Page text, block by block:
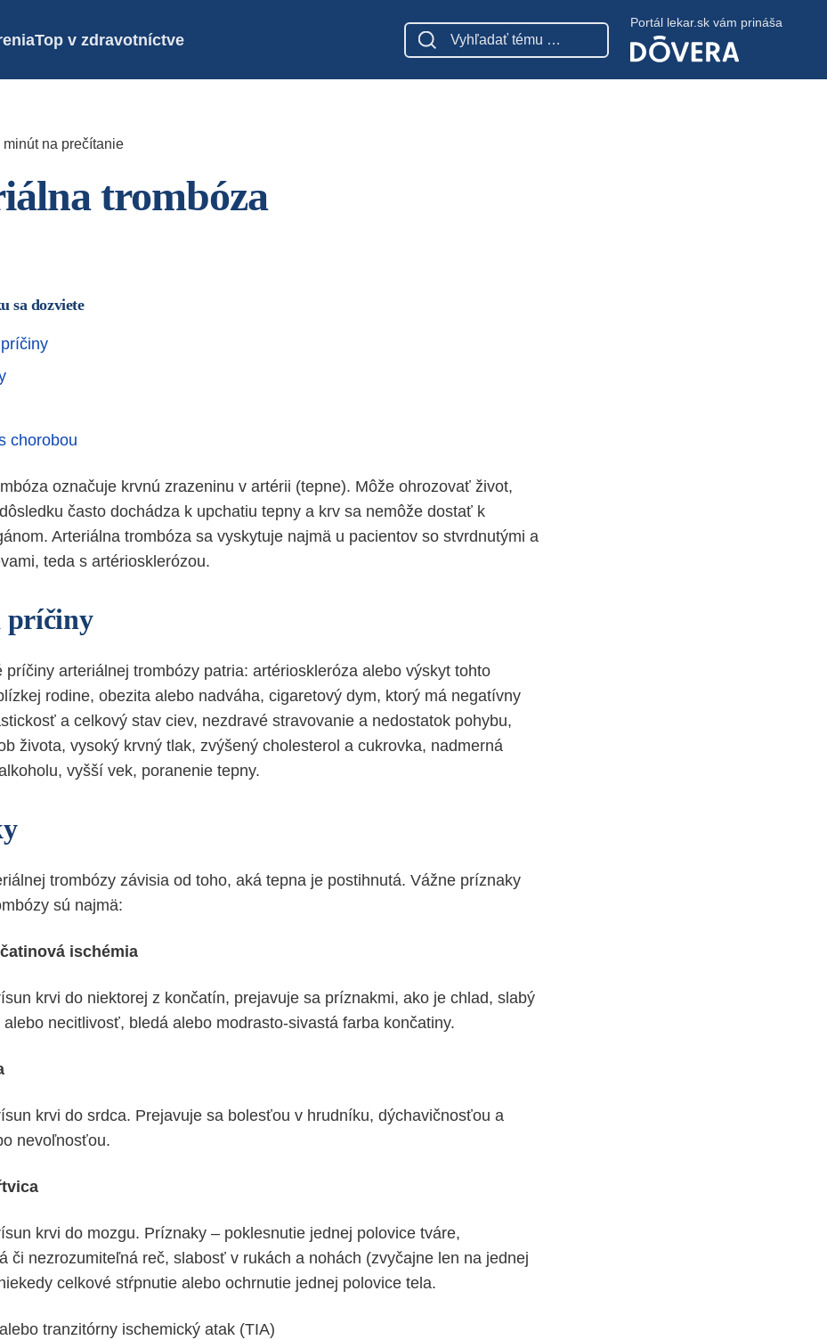
Top v zdravotníctve
Portál lekar.sk vám prináša
minút na prečítanie
trombóza
sa dozviete
chorobou
označuje krvnú zrazeninu v artérii (tepne). Môže ohrozovať život,
často dochádza k upchatiu tepny a krv sa nemôže dostať k
Arteriálna trombóza sa vyskytuje najmä u pacientov so stvrdnutými a
teda s artériosklerózou.
príčiny
príčiny arteriálnej trombózy patria: artérioskleróza alebo výskyt tohto
rodine, obezita alebo nadváha, cigaretový dym, ktorý má negatívny
a celkový stav ciev, nezdravé stravovanie a nedostatok pohybu,
života, vysoký krvný tlak, zvýšený cholesterol a cukrovka, nadmerná
vyšší vek, poranenie tepny.
trombózy závisia od toho, aká tepna je postihnutá. Vážne príznaky
sú najmä:
ischémia
krvi do niektorej z končatín, prejavuje sa príznakmi, ako je chlad, slabý
alebo necitlivosť, bledá alebo modrasto-sivastá farba končatiny.
krvi do srdca. Prejavuje sa bolesťou v hrudníku, dýchavičnosťou a
nevoľnosťou.
krvi do mozgu. Príznaky – poklesnutie jednej polovice tváre,
či nezrozumiteľná reč, slabosť v rukách a nohách (zvyčajne len na jednej
celkové stŕpnutie alebo ochrnutie jednej polovice tela.
tranzitórny ischemický atak (TIA)